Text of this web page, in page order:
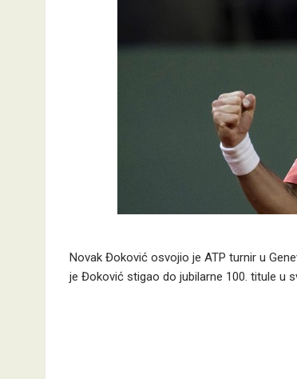
Novak Đoković osvojio je ATP turnir u
je Đoković stigao do jubilarne 100. titule u